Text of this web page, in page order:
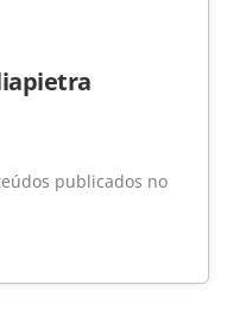
publicados no